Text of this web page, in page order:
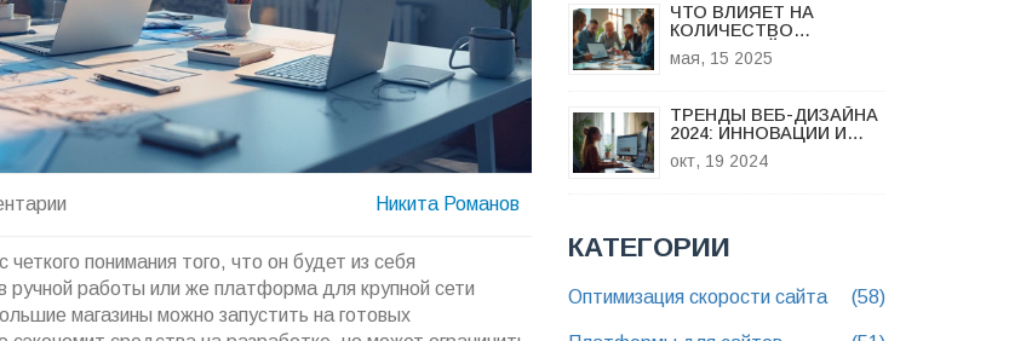
Никита Романов
четкого понимания того, что он будет из себя
работы или же платформа для крупной сети
магазины можно запустить на готовых
ЧТО ВЛИЯЕТ НА
КОЛИЧЕСТВО
КОНВЕРСИЙ: ГЛАВНЫЕ
ФАКТОРЫ
мая, 15 2025
ТРЕНДЫ ВЕБ-ДИЗАЙНА
2024: ИННОВАЦИИ И
НОВЫЕ ПОДХОДЫ
окт, 19 2024
КАТЕГОРИИ
Оптимизация скорости сайта (58)